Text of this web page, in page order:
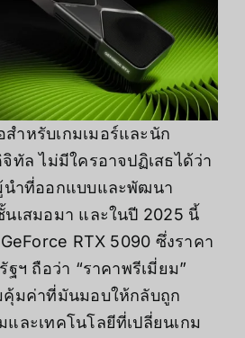
ำหรับเกมเมอร์และนัก
ทัล ไม่มีใครอาจปฏิเสธได้ว่า
นำที่ออกแบบและพัฒนา
นเสมอมา และในปี 2025 นี้
GeForce RTX 5090 ซึ่งราคา
ฯ ถือว่า “ราคาพรีเมี่ยม”
คุ้มค่าที่มันมอบให้กลับถูก
ละเทคโนโลยีที่เปลี่ยนเกม